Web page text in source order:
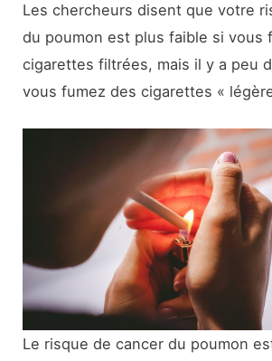
Les chercheurs disent que votre
du poumon est plus faible si vous
cigarettes filtrées, mais il y a peu
vous fumez des cigarettes «
Le risque de cancer du poumon